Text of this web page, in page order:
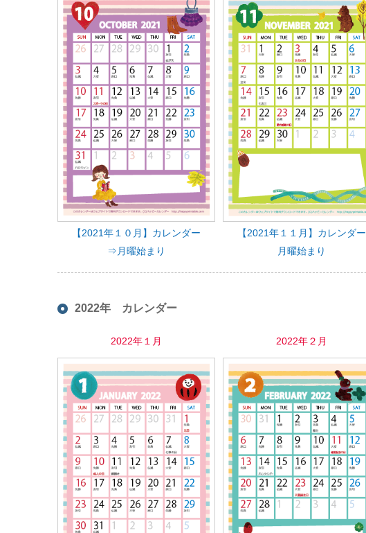
【2021年１０月】カレンダー
⇒月曜始まり
【2021年１１月】カレンダー
月曜始まり
2022年 カレンダー
2022年１月 2022年２月